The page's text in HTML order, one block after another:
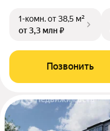
1-комн.от 38,5 м²
от 3,3 млн ₽
Позвонить